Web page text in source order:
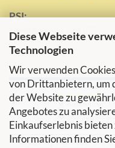
Diese Webseite
Technologien
Wir verwenden
von Drittanbietern, um
der Website zu
Angebotes zu
Einkaufserlebnis
Informationen finden
PSI:
Membre Nr.: 48072